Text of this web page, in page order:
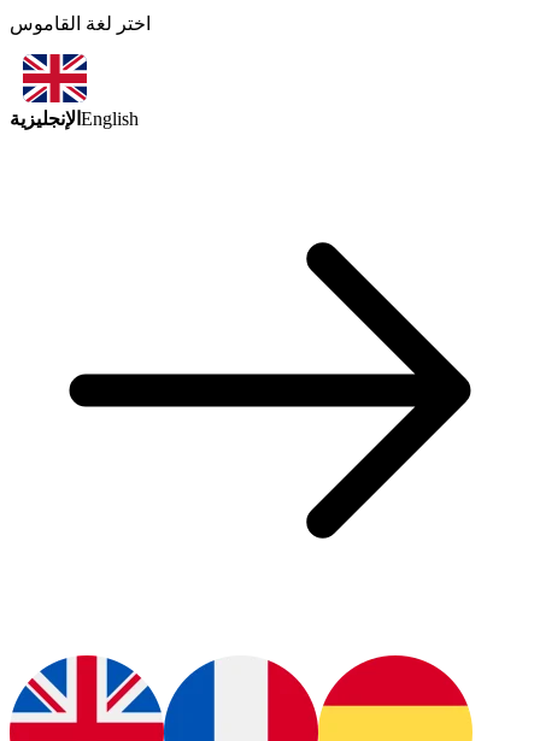
اختر لغة القاموس
الإنجليزية English